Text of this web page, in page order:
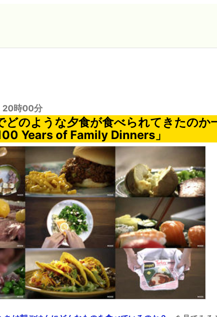
20時00分
どのような夕食が食べられてきたのか
Years of Family Dinners」